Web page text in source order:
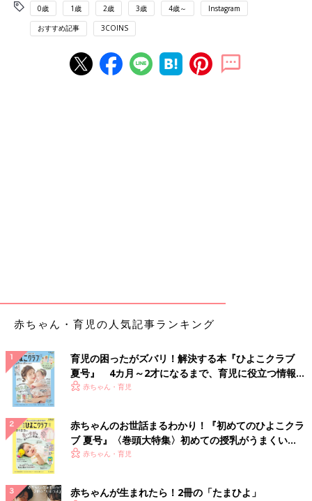
0歳 1歳 2歳 3歳 4歳～ Instagram
おすすめ記事 3COINS
赤ちゃん・育児の人気記事ランキング
育児の困ったがズバリ！解決する本『ひよこクラブ
夏号』 4カ月～2才になるまで、育児に役立つ情報が
いっぱい！
赤ちゃん・育児
赤ちゃんのお世話まるわかり！『初めてのひよこクラ
ブ 夏号』〈巻頭大特集〉初めての授乳がうまくい
く！ おっぱい・ミルクの基本と夏のトラブル 解決テ
赤ちゃん・育児
赤ちゃんが生まれたら！2冊の「たまひよ」